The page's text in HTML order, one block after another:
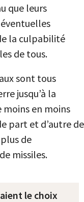
que leurs
la culpabilité
de tous.
sont tous
jusqu’à la
en moins
part et d’autre de
de
missiles.
le choix